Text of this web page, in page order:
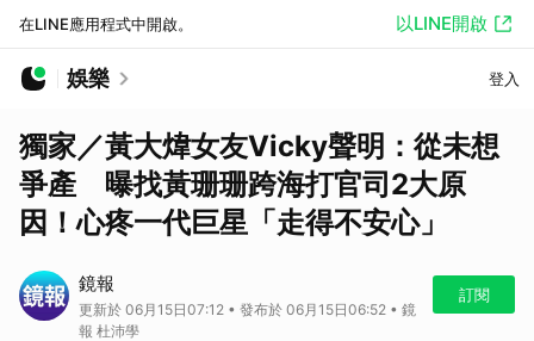
在LINE應用程式中開啟。 以LINE開啟
娛樂 登入
獨家／黃大煒女友Vicky聲明：從未想
爭產 曝找黃珊珊跨海打官司2大原
因！心疼一代巨星「走得不安心」
鏡報
更新於 06月15日07:12 • 發布於 06月15日06:52 • 鏡
報 杜沛學
訂閱